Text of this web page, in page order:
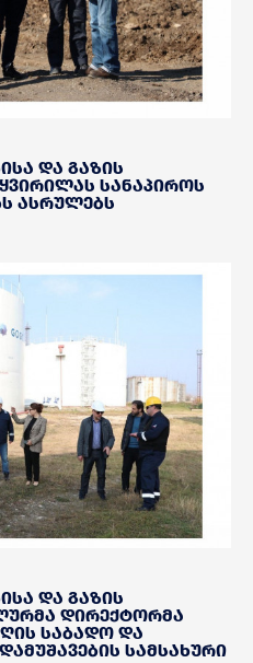
და გაზის
სანაპიროს
ასრულებს
და გაზის
დირექტორმა
საბადო და
სამსახური